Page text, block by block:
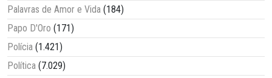
Palavras de Amor e Vida (184)
Papo D'Oro (171)
Polícia (1.421)
Política (7.029)